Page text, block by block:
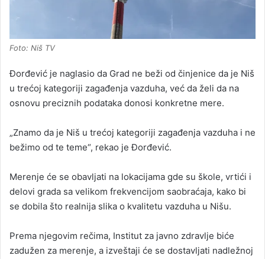
Foto: Niš TV
Đorđević je naglasio da Grad ne beži od činjenice da je Niš
u trećoj kategoriji zagađenja vazduha, već da želi da na
osnovu preciznih podataka donosi konkretne mere.
„Znamo da je Niš u trećoj kategoriji zagađenja vazduha i ne
bežimo od te teme“, rekao je Đorđević.
Merenje će se obavljati na lokacijama gde su škole, vrtići i
delovi grada sa velikom frekvencijom saobraćaja, kako bi
se dobila što realnija slika o kvalitetu vazduha u Nišu.
Prema njegovim rečima, Institut za javno zdravlje biće
zadužen za merenje, a izveštaji će se dostavljati nadležnoj